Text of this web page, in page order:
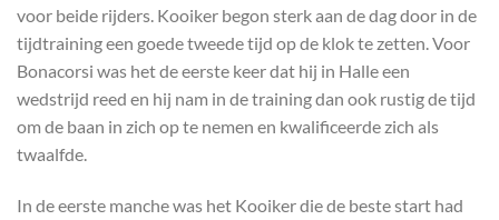
voor beide rijders. Kooiker begon sterk aan de dag door in de
tijdtraining een goede tweede tijd op de klok te zetten. Voor
Bonacorsi was het de eerste keer dat hij in Halle een
wedstrijd reed en hij nam in de training dan ook rustig de tijd
om de baan in zich op te nemen en kwalificeerde zich als
twaalfde.
In de eerste manche was het Kooiker die de beste start had